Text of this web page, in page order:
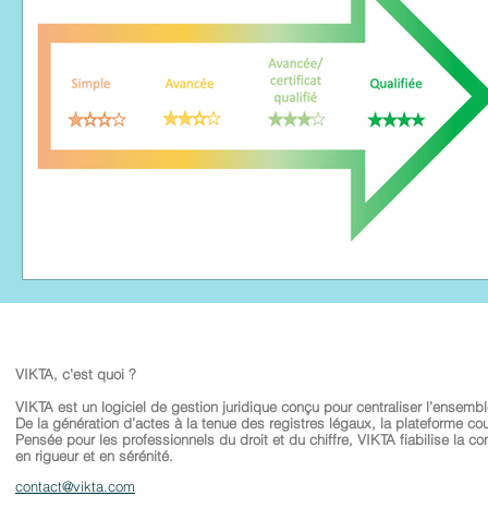
VIKTA, c’est quoi ?
VIKTA est un logiciel de gestion juridique conçu pour centraliser
De la génération d’actes à la tenue des registres légaux, la plateforme
Pensée pour les professionnels du droit et du chiffre, VIKTA fiabilise la
en rigueur et en sérénité.
contact@vikta.com